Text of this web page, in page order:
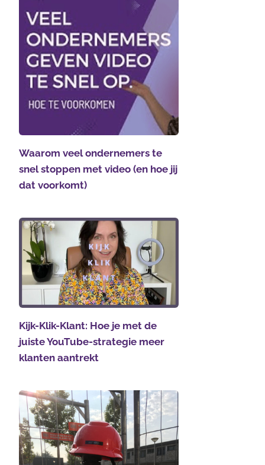
Waarom veel ondernemers te
snel stoppen met video (en hoe jij
dat voorkomt)
Kijk-Klik-Klant: Hoe je met de
juiste YouTube-strategie meer
klanten aantrekt